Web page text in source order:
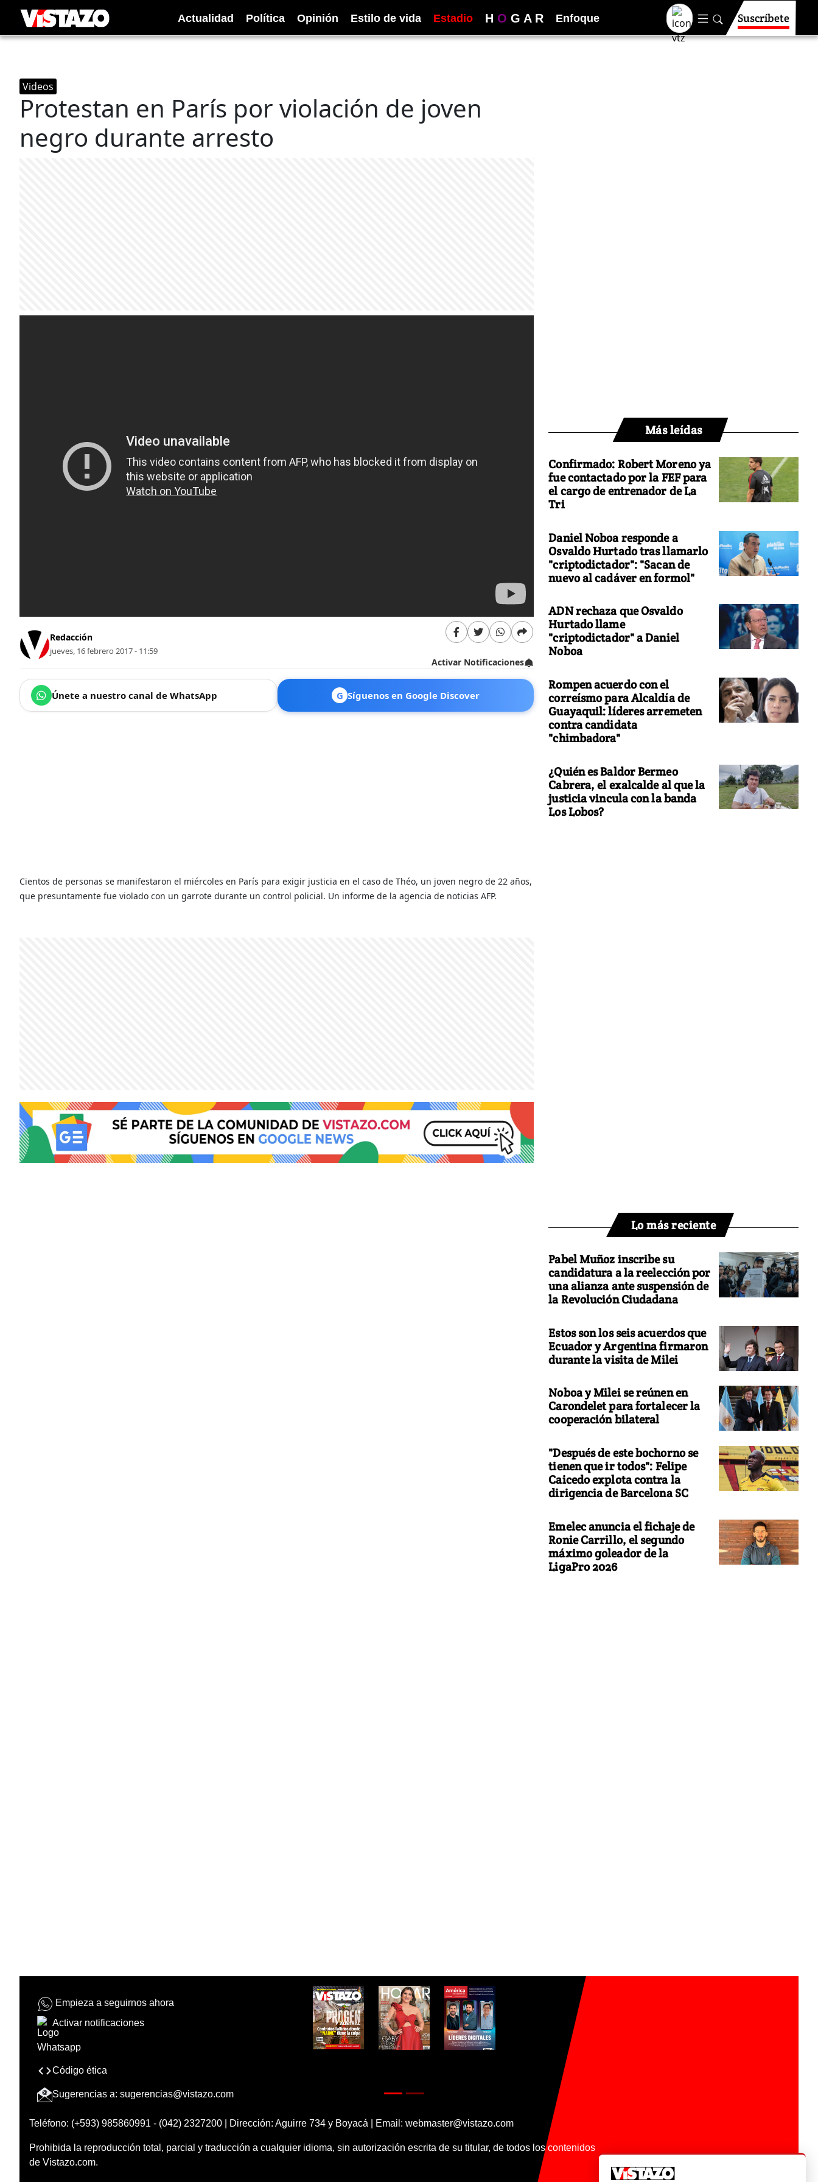
Actualidad Política Opinión Estilo de vida Estadio H O G A R Enfoque Suscríbete
Videos
Protestan en París por violación de joven
negro durante arresto
Redacción
jueves, 16 febrero 2017 - 11:59
Activar Notificaciones
Únete a nuestro canal de WhatsApp G Síguenos en Google Discover
Cientos de personas se manifestaron el miércoles en París para exigir justicia en el caso de Théo, un joven negro de 22 años,
que presuntamente fue violado con un garrote durante un control policial. Un informe de la agencia de noticias AFP.
Más leídas
Confirmado: Robert Moreno ya
fue contactado por la FEF para
el cargo de entrenador de La
Tri
Daniel Noboa responde a
Osvaldo Hurtado tras llamarlo
"criptodictador": "Sacan de
nuevo al cadáver en formol"
ADN rechaza que Osvaldo
Hurtado llame
"criptodictador" a Daniel
Noboa
Rompen acuerdo con el
correísmo para Alcaldía de
Guayaquil: líderes arremeten
contra candidata
"chimbadora"
¿Quién es Baldor Bermeo
Cabrera, el exalcalde al que la
justicia vincula con la banda
Los Lobos?
Lo más reciente
Pabel Muñoz inscribe su
candidatura a la reelección por
una alianza ante suspensión de
la Revolución Ciudadana
Estos son los seis acuerdos que
Ecuador y Argentina firmaron
durante la visita de Milei
Noboa y Milei se reúnen en
Carondelet para fortalecer la
cooperación bilateral
"Después de este bochorno se
tienen que ir todos": Felipe
Caicedo explota contra la
dirigencia de Barcelona SC
Emelec anuncia el fichaje de
Ronie Carrillo, el segundo
máximo goleador de la
LigaPro 2026
Empieza a seguirnos ahora
Activar notificaciones
Código ética
Sugerencias a: sugerencias@vistazo.com
Teléfono: (+593) 985860991 - (042) 2327200 | Dirección: Aguirre 734 y Boyacá | Email: webmaster@vistazo.com
Prohibida la reproducción total, parcial y traducción a cualquier idioma, sin autorización escrita de su titular, de todos los contenidos
de Vistazo.com.